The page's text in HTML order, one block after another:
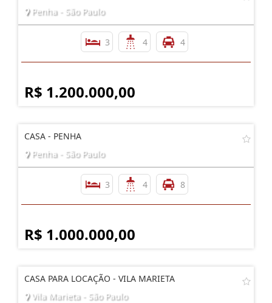
Penha - São Paulo
3 4 4
R$ 1.200.000,00
CASA - PENHA
Penha - São Paulo
3 4 8
R$ 1.000.000,00
CASA PARA LOCAÇÃO - VILA MARIETA
Vila Marieta - São Paulo